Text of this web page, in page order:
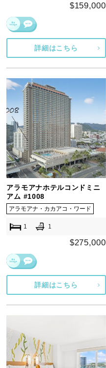
$159,000
詳細はこちら
アラモアナホテルコンドミニ
アム #1008
アラモアナ・カカアコ・ワード
1 1
$275,000
詳細はこちら